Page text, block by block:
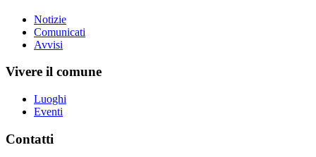
Notizie
Comunicati
Avvisi
Vivere il comune
Luoghi
Eventi
Contatti